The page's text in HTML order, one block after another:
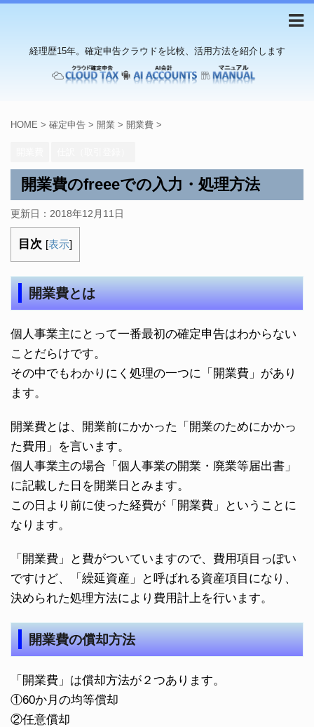
経理歴15年。確定申告クラウドを比較、活用方法を紹介します
HOME > 確定申告 > 開業 > 開業費 >
開業費のfreeeでの入力・処理方法
更新日： 2018年12月11日
目次 [表示]
開業費とは
個人事業主にとって一番最初の確定申告はわからない
ことだらけです。
その中でもわかりにく処理の一つに「開業費」があり
ます。
開業費とは、開業前にかかった「開業のためにかかっ
た費用」を言います。
個人事業主の場合「個人事業の開業・廃業等届出書」
に記載した日を開業日とみます。
この日より前に使った経費が「開業費」ということに
なります。
「開業費」と費がついていますので、費用項目っぽい
ですけど、「繰延資産」と呼ばれる資産項目になり、
決められた処理方法により費用計上を行います。
開業費の償却方法
「開業費」は償却方法が２つあります。
①60か月の均等償却
②任意償却